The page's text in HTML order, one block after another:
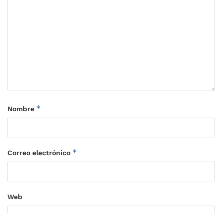
Nombre *
Correo electrónico *
Web